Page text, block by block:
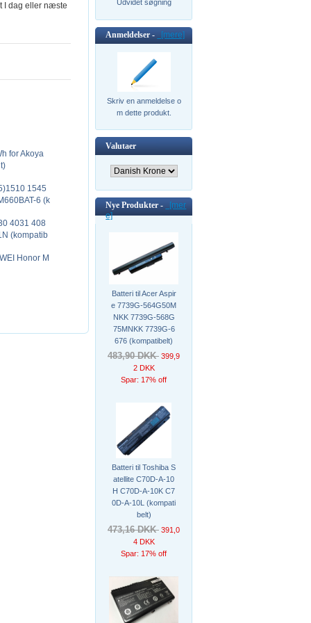
I dag eller næste
for Akoya
1545
6 (k
4031 408
(kompatib
Honor M
Udvidet søgning
Anmeldelser - [mere]
Skriv en anmeldelse o
m dette produkt.
Valutaer
Nye Produkter -
[mer
e]
Batteri til Acer Aspir
e 7739G-564G50M
NKK 7739G-568G
75MNKK 7739G-6
676 (kompatibelt)
483,90 DKK 399,9
2 DKK
Spar: 17% off
Batteri til Toshiba S
atellite C70D-A-10
H C70D-A-10K C7
0D-A-10L (kompati
belt)
473,16 DKK 391,0
4 DKK
Spar: 17% off